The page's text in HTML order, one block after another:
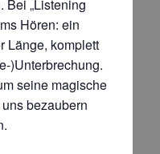
Bei „Listening
Hören: ein
Länge, komplett
)Unterbrechung.
seine magische
bezaubern